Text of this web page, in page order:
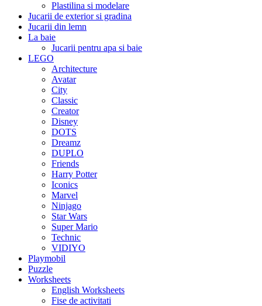
Plastilina si modelare
Jucarii de exterior si gradina
Jucarii din lemn
La baie
Jucarii pentru apa si baie
LEGO
Architecture
Avatar
City
Classic
Creator
Disney
DOTS
Dreamz
DUPLO
Friends
Harry Potter
Iconics
Marvel
Ninjago
Star Wars
Super Mario
Technic
VIDIYO
Playmobil
Puzzle
Worksheets
English Worksheets
Fise de activitati